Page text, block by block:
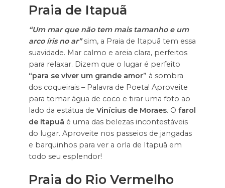
Praia de Itapuã
“Um mar que não tem mais tamanho e um
arco íris no ar”sim, a Praia de Itapuã tem essa
suavidade. Mar calmo e areia clara, perfeitos
para relaxar. Dizem que o lugar é perfeito
“para se viver um grande amor” à sombra
dos coqueirais – Palavra de Poeta! Aproveite
para tomar água de coco e tirar uma foto ao
lado da estátua de Vinícius de Moraes. O farol
de Itapuã é uma das belezas incontestáveis
do lugar. Aproveite nos passeios de jangadas
e barquinhos para ver a orla de Itapuã em
todo seu esplendor!
Praia do Rio Vermelho